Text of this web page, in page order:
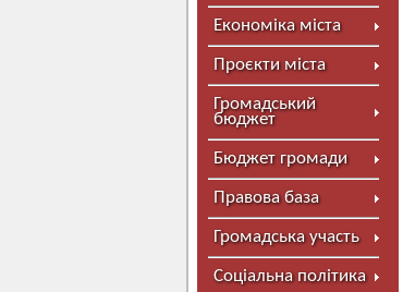
Економіка міста
Проєкти міста
Громадський
бюджет
Бюджет громади
Правова база
Громадська участь
Соціальна політика